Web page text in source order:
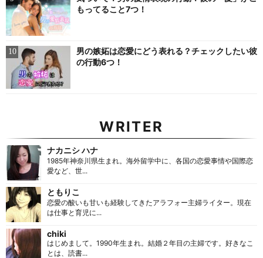
もってること7つ！
男の嫉妬は恋愛にどう表れる？チェックしたい彼
の行動6つ！
WRITER
ナカニシ ハナ
1985年神奈川県生まれ。海外留学中に、各国の恋愛事情や国際恋
愛など、世...
ともりこ
恋愛の酸いも甘いも経験してきたアラフォー主婦ライター。現在
は仕事と育児に...
chiki
はじめまして。1990年生まれ。結婚２年目の主婦です。好きなこ
とは、読書...